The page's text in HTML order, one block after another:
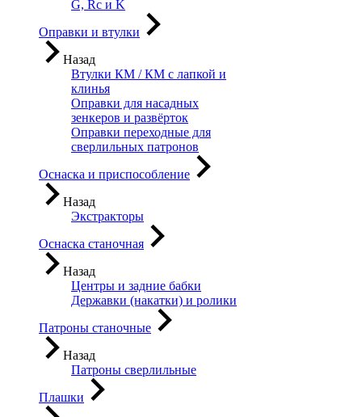
G, Rc и K
Оправки и втулки
Назад
Втулки КМ / КМ с лапкой и
клинья
Оправки для насадных
зенкеров и развёрток
Оправки переходные для
сверлильных патронов
Оснаска и приспособление
Назад
Экстракторы
Оснаска станочная
Назад
Центры и задние бабки
Державки (накатки) и ролики
Патроны станочные
Назад
Патроны сверлильные
Плашки